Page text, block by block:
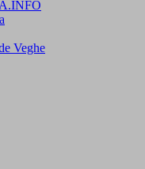
Veghe